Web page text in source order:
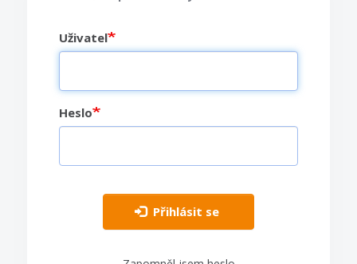
Uživatel
Heslo
Přihlásit se